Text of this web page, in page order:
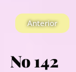
Anterior
No 142